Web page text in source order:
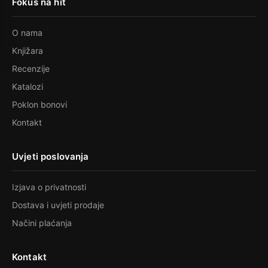
O nama
Knjižara
Recenzije
Katalozi
Poklon bonovi
Kontakt
Uvjeti poslovanja
Izjava o privatnosti
Dostava i uvjeti prodaje
Načini plaćanja
Kontakt